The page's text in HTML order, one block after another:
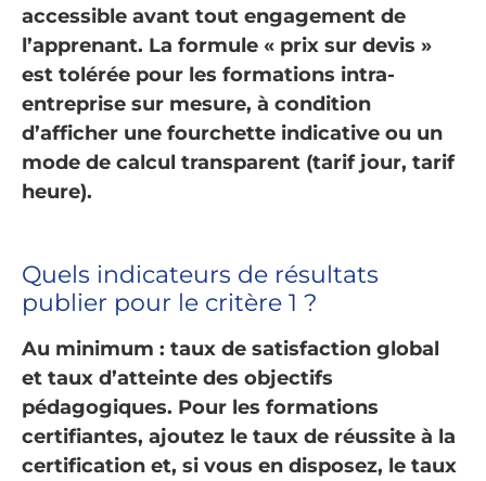
accessible avant tout engagement de
l’apprenant. La formule « prix sur devis »
est tolérée pour les formations intra-
entreprise sur mesure, à condition
d’afficher une fourchette indicative ou un
mode de calcul transparent (tarif jour, tarif
heure).
Quels indicateurs de résultats
publier pour le critère 1 ?
Au minimum : taux de satisfaction global
et taux d’atteinte des objectifs
pédagogiques. Pour les formations
certifiantes, ajoutez le taux de réussite à la
certification et, si vous en disposez, le taux